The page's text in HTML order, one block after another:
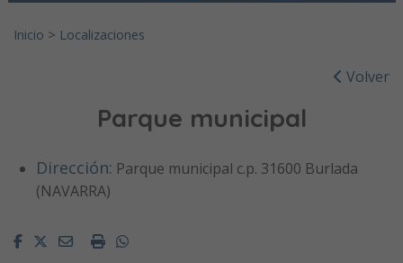
Inicio > Localizaciones
Volver
Parque municipal
Dirección: Parque municipal c.p. 31600 Burlada
(NAVARRA)
FacebookTwitterEmailImprimirWhatsapp